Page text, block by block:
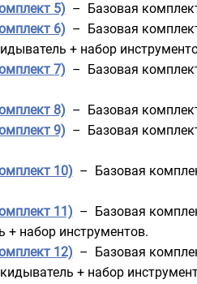
5) – Базовая
6) – Базовая
+ набор
7) – Базовая
8) – Базовая
9) – Базовая
10) – Базовая
11) – Базовая
+ набор инструментов.
12) – Базовая
+ набор